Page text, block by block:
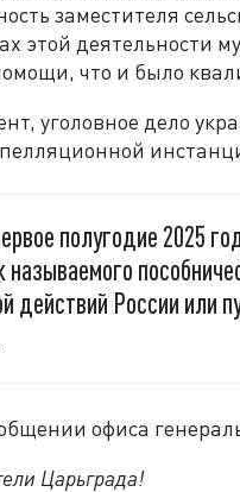
заместителя
этой деятельности
что и было
уголовное дело
полугодие 2025
называемого
действий России или
офиса
Царьграда!